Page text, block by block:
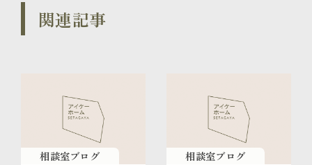
関連記事
相談室ブログ 相談室ブログ